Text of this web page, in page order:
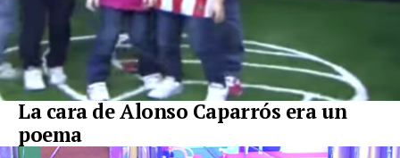
La cara de Alonso Caparrós era un
poema